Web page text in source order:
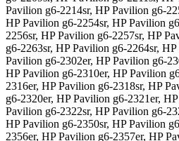
Pavilion g6-2214sr, HP Pavilion g6-
HP Pavilion g6-2254sr, HP Pavilion
2256sr, HP Pavilion g6-2257sr, HP
g6-2263sr, HP Pavilion g6-2264sr,
Pavilion g6-2302er, HP Pavilion g6-
HP Pavilion g6-2310er, HP Pavilion
2316er, HP Pavilion g6-2318sr, HP
g6-2320er, HP Pavilion g6-2321er,
Pavilion g6-2322sr, HP Pavilion g6-
HP Pavilion g6-2350sr, HP Pavilion
2356er, HP Pavilion g6-2357er, HP